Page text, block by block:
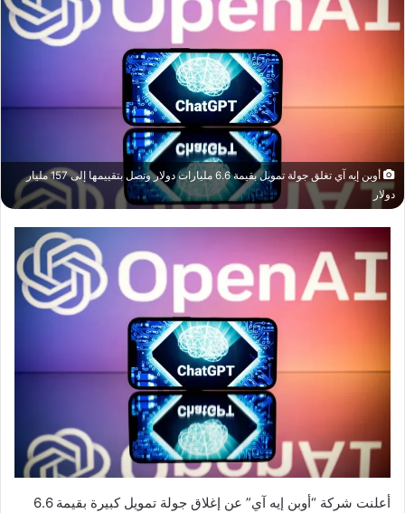
أوبن إيه آي تغلق جولة تمويل بقيمة 6.6 مليارات دولار وتصل بتقييمها إلى 157 مليار
دولار
أعلنت شركة “أوبن إيه آي” عن إغلاق جولة تمويل كبيرة بقيمة 6.6